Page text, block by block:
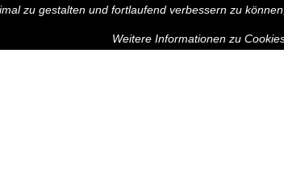
zu gestalten und fortlaufend verbessern zu
Weitere Informationen zu